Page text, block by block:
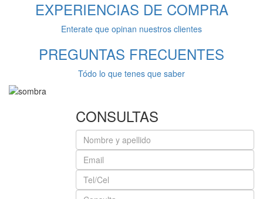
EXPERIENCIAS DE COMPRA
Enterate que opinan nuestros clientes
PREGUNTAS FRECUENTES
Tódo lo que tenes que saber
CONSULTAS